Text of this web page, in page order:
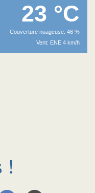
23 °C
Couverture nuageuse: 46 %
Vent: ENE 4 km/h
!